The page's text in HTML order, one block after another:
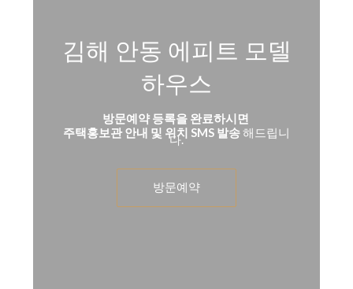
김해 안동 에피트 모델
하우스
방문예약 등록을 완료하시면
주택홍보관 안내 및 위치 SMS 발송해드립니
다.
방문예약